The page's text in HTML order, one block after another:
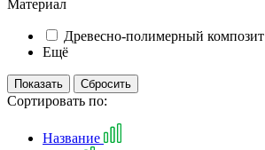
Материал
Древесно-полимерный композит
Ещё
Сортировать по:
Название